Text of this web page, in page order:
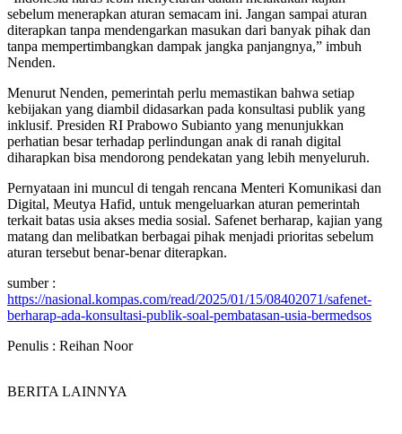
sebelum menerapkan aturan semacam ini. Jangan sampai aturan
diterapkan tanpa mendengarkan masukan dari banyak pihak dan
tanpa mempertimbangkan dampak jangka panjangnya,” imbuh
Nenden.
Menurut Nenden, pemerintah perlu memastikan bahwa setiap
kebijakan yang diambil didasarkan pada konsultasi publik yang
inklusif. Presiden RI Prabowo Subianto yang menunjukkan
perhatian besar terhadap perlindungan anak di ranah digital
diharapkan bisa mendorong pendekatan yang lebih menyeluruh.
Pernyataan ini muncul di tengah rencana Menteri Komunikasi dan
Digital, Meutya Hafid, untuk mengeluarkan aturan pemerintah
terkait batas usia akses media sosial. Safenet berharap, kajian yang
matang dan melibatkan berbagai pihak menjadi prioritas sebelum
aturan tersebut benar-benar diterapkan.
sumber :
https://nasional.kompas.com/read/2025/01/15/08402071/safenet-
berharap-ada-konsultasi-publik-soal-pembatasan-usia-bermedsos
Penulis : Reihan Noor
BERITA LAINNYA